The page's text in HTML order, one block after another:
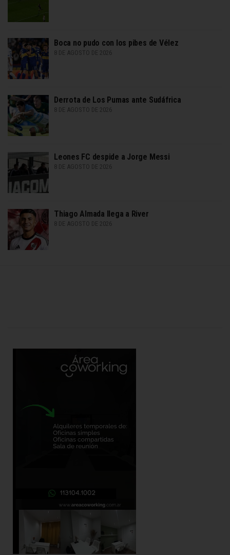
Boca no pudo con los pibes de Vélez
8 DE AGOSTO DE 2026
Derrota de Los Pumas ante Sudáfrica
8 DE AGOSTO DE 2026
Leones FC despide a Jorge Messi
8 DE AGOSTO DE 2026
Thiago Almada llega a River
8 DE AGOSTO DE 2026